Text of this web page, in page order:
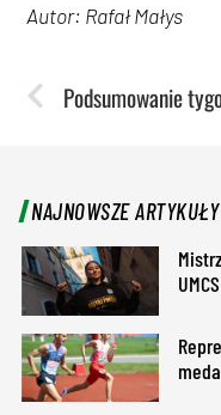
Autor: Rafał Małys
NAJNOWSZE ARTYKUŁY